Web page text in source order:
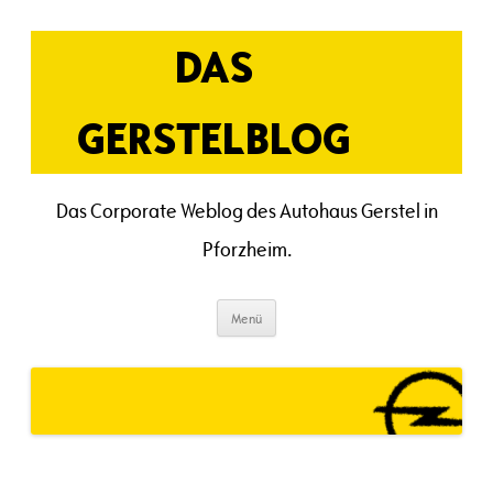
Inhalt
DAS
GERSTELBLOG
Das Corporate Weblog des Autohaus Gerstel in
Pforzheim.
Menü